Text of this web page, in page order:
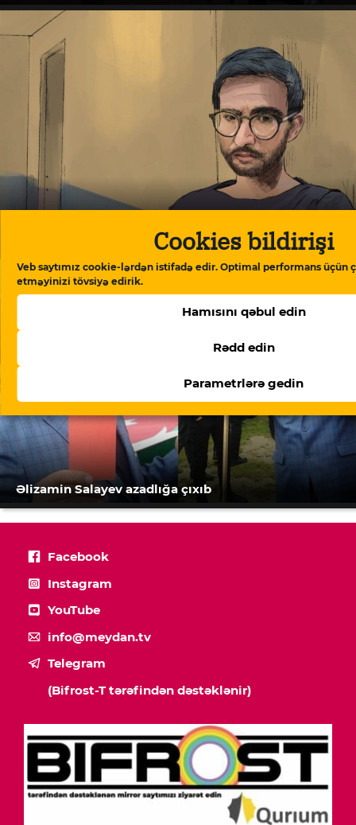
Cookies bildirişi
Veb saytımız cookie-lərdən istifadə edir. Optimal performans üçün
etməyinizi tövsiyə edirik.
Hamısını qəbul edin
Rədd edin
Parametrlərə gedin
Bəhruz Səmədovun səhhəti ağırlaşıb
Əlizamin Salayev azadlığa çıxıb
Facebook
Instagram
YouTube
info@meydan.tv
Telegram
(Bifrost-T tərəfindən dəstəklənir)